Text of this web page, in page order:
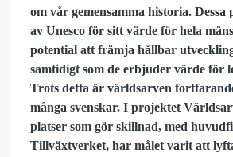
om vår gemensamma historia. Dessa
av Unesco för sitt värde för hela
potential att främja hållbar
samtidigt som de erbjuder värde för
Trots detta är världsarven
många svenskar. I projektet
platser som gör skillnad, med
Tillväxtverket, har målet varit att